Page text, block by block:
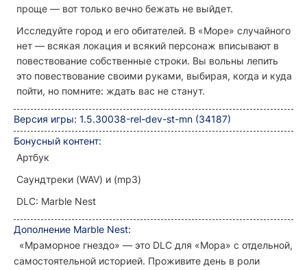
проще — вот только вечно бежать не выйдет.
Исследуйте город и его обитателей. В «Море» случайного
нет — всякая локация и всякий персонаж вписывают в
повествование собственные строки. Вы вольны лепить
это повествование своими руками, выбирая, когда и куда
пойти, но помните: ждать вас не станут.
Версия игры: 1.5.30038-rel-dev-st-mn (34187)
Бонусный контент:
Артбук
Саундтреки (WAV) и (mp3)
DLC: Marble Nest
Дополнение Marble Nest:
«Мраморное гнездо» — это DLC для «Мора» с отдельной,
самостоятельной историей. Проживите день в роли